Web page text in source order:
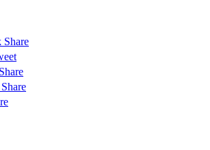
Share
Share
Share